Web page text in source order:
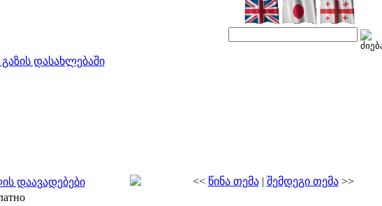
დასახლებაში
დაავადებები << წინა თემა| შემდეგი თემა>>